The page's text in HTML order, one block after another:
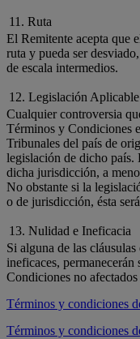
11. Ruta
El Remitente acepta que
ruta y pueda ser
de escala intermedios.
12. Legislación Aplicable
Cualquier controversia
Términos y Condiciones
Tribunales del país de
legislación de dicho país.
dicha jurisdicción, a
No obstante si la
o de jurisdicción, ésta
13. Nulidad e Ineficacia
Si alguna de las
ineficaces,
Condiciones no
Términos y condiciones
Términos y condiciones